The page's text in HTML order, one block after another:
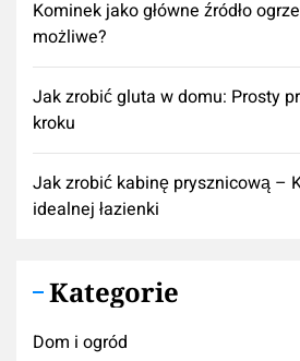
Kominek jako główne źródło
możliwe?
Jak zrobić gluta w domu: Prosty
kroku
Jak zrobić kabinę prysznicową –
idealnej łazienki
Kategorie
Dom i ogród